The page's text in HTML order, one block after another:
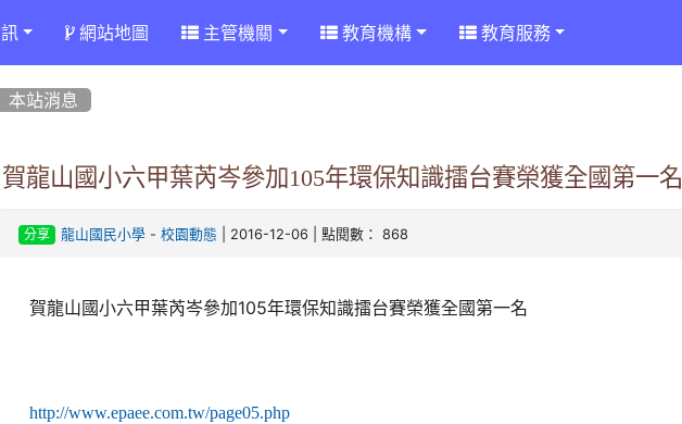
網站地圖 主管機關 教育機構 教育服務
本站消息
賀龍山國小六甲葉芮岑參加105年環保知識擂台賽榮獲全國第一名
分享 龍山國民小學 - 校園動態 | 2016-12-06 | 點閱數： 868
賀龍山國小六甲葉芮岑參加105年環保知識擂台賽榮獲全國第一名
http://www.epaee.com.tw/page05.php